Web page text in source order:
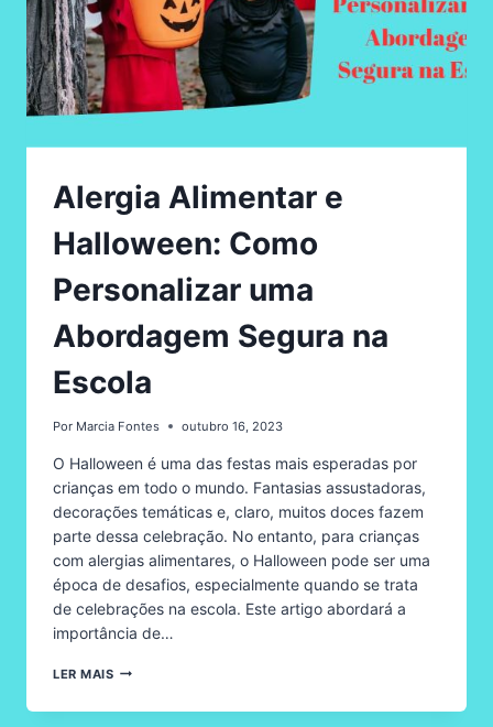
À
LACTOSE
Alergia Alimentar e
Halloween: Como
Personalizar uma
Abordagem Segura na
Escola
Por Marcia Fontes outubro 16, 2023
O Halloween é uma das festas mais esperadas por
crianças em todo o mundo. Fantasias assustadoras,
decorações temáticas e, claro, muitos doces fazem
parte dessa celebração. No entanto, para crianças
com alergias alimentares, o Halloween pode ser uma
época de desafios, especialmente quando se trata
de celebrações na escola. Este artigo abordará a
importância de…
LER MAISALERGIA